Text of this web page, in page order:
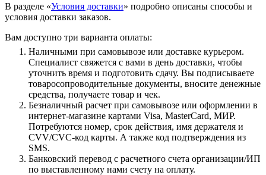
В разделе «Условия доставки» подробно описаны способы и
условия доставки заказов.
Вам доступно три варианта оплаты:
Наличными при самовывозе или доставке курьером.
Специалист свяжется с вами в день доставки, чтобы
уточнить время и подготовить сдачу. Вы подписываете
товаросопроводительные документы, вносите денежные
средства, получаете товар и чек.
Безналичный расчет при самовывозе или оформлении в
интернет-магазине картами Visa, MasterCard, МИР.
Потребуются номер, срок действия, имя держателя и
CVV/CVC-код карты. А также код подтверждения из
SMS.
Банковский перевод с расчетного счета организации/ИП
по выставленному нами счету на оплату.